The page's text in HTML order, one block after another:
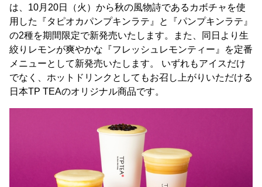
は、10月20日（火）から秋の風物詩であるカボチャを使
用した『タピオカパンプキンラテ』と『パンプキンラテ』
の2種を期間限定で新発売いたします。また、同日より生
絞りレモンが爽やかな『フレッシュレモンティー』を定番
メニューとして新発売いたします。 いずれもアイスだけ
でなく、ホットドリンクとしてもお召し上がりいただける
日本TP TEAのオリジナル商品です。